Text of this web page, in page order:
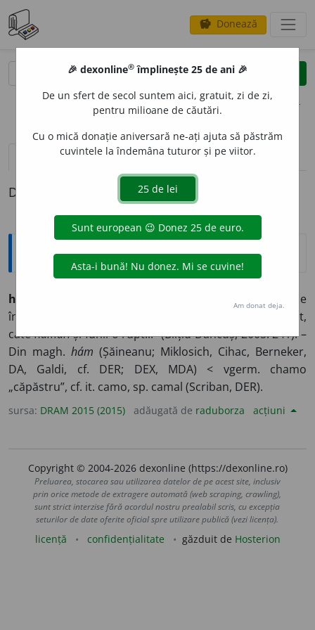
savings Donează
clear
opțiuni
definiții (1) pronunțievolume_up (20)
Definiția cu ID-ul 950708:
Arhaisme și regionalisme
ham,
s.n. – Ansamblu de curele cu care se
înhamă calul: „Da’ cine știe câte tilegi și căruță o spart,
câtehamuriși funii o rupt...” (Bilțiu-Dăncuș, 2005: 241). –
Din magh. hám (Șăineanu; Miklosich, Cihac, Berneker,
DA, Galdi, cf. DER; DEX, MDA) < vgerm. chamo
„căpăstru”, cf. it. camo, sp. camal (Scriban, DER).
sursa: DRAM 2015 (2015) adăugată de raduborza acțiuni
Copyright © 2004-2026 dexonline (https://dexonline.ro)
Preluarea, stocarea sau utilizarea datelor de pe acest site, inclusiv
prin orice metode de extragere automată (web scraping, crawling),
sunt strict interzise fără acordul nostru prealabil scris, cu excepția
seturilor de date oferite oficial spre utilizare publică (vezi licența).
licență confidențialitate găzduit de Hosterion
🎉 dexonline® împlinește 25 de ani 🎉
De un sfert de secol suntem aici, gratuit, zi de zi,
pentru milioane de căutări.
Cu o mică donație aniversară ne-ați ajuta să păstrăm
cuvintele la îndemâna tuturor și pe viitor.
Am donat deja.